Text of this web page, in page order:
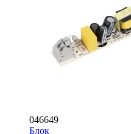
046649
Блок